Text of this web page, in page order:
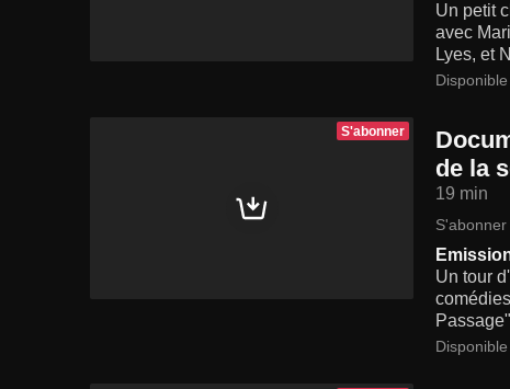
Un petit
avec
Lyes, et
S'abonner
de la
19 min
S'abonner
Un tour